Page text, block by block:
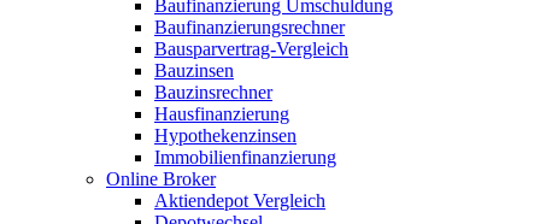
Baufinanzierung Umschuldung
Baufinanzierungsrechner
Bausparvertrag-Vergleich
Bauzinsen
Bauzinsrechner
Hausfinanzierung
Hypothekenzinsen
Immobilienfinanzierung
Online Broker
Aktiendepot Vergleich